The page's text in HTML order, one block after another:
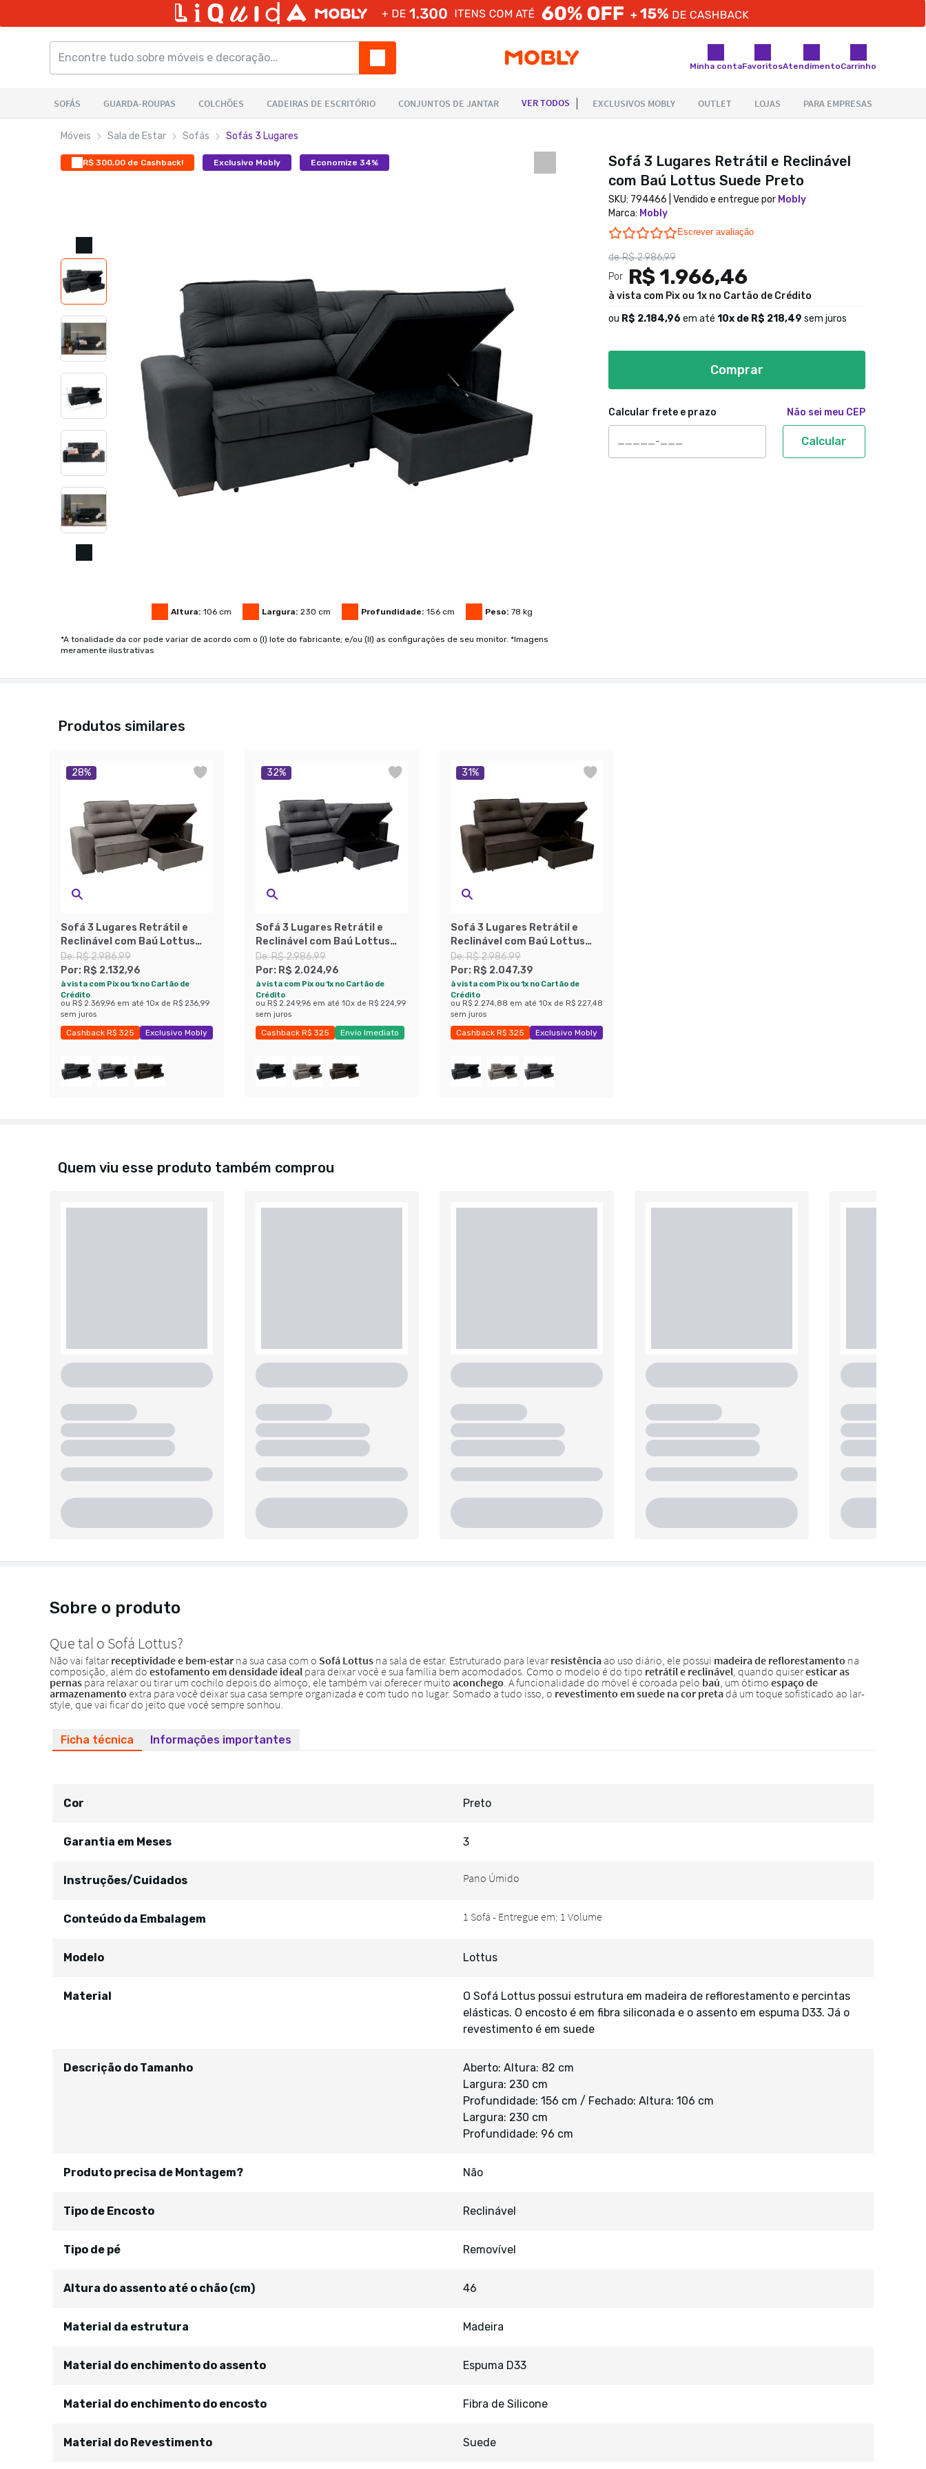
Minha contaFavoritosAtendimentoCarrinho
Móveis Sala de Estar Sofás Sofás 3 Lugares
R$ 300,00 de Cashback! Exclusivo Mobly Economize 34%
Altura: 106 cm Largura: 230 cm Profundidade: 156 cm Peso: 78 kg
*A tonalidade da cor pode variar de acordo com o (I) lote do fabricante; e/ou (II) as configurações de seu monitor. *Imagens
meramente ilustrativas
Sofá 3 Lugares Retrátil e Reclinável
com Baú Lottus Suede Preto
SKU: 794466 | Vendido e entregue por Mobly
Marca: Mobly
0.0 star rating
Escrever avaliação
deR$ 2.986,99
Por
R$ 1.966,46
à vista com Pix ou 1x no Cartão de Crédito
ou R$ 2.184,96 em até 10x de R$ 218,49 sem juros
Comprar
Calcular frete e prazo Não sei meu CEP
Calcular
Produtos similares
28%
Sofá 3 Lugares Retrátil e
Reclinável com Baú Lottus
Suede Castanho
De:R$ 2.986,99
Por: R$ 2.132,96
à vista com Pix ou 1x no Cartão de
Crédito
ou R$ 2.369,96 em até 10x de R$ 236,99
sem juros
Cashback R$ 325
Exclusivo Mobly
32%
Sofá 3 Lugares Retrátil e
Reclinável com Baú Lottus
Suede Grafite
De:R$ 2.986,99
Por: R$ 2.024,96
à vista com Pix ou 1x no Cartão de
Crédito
ou R$ 2.249,96 em até 10x de R$ 224,99
sem juros
Cashback R$ 325
Envio Imediato
31%
Sofá 3 Lugares Retrátil e
Reclinável com Baú Lottus
Suede Café
De:R$ 2.986,99
Por: R$ 2.047,39
à vista com Pix ou 1x no Cartão de
Crédito
ou R$ 2.274,88 em até 10x de R$ 227,48
sem juros
Cashback R$ 325
Exclusivo Mobly
Quem viu esse produto também comprou
Sobre o produto
Ficha técnica Informações importantes
Cor Preto
Garantia em Meses 3
Instruções/Cuidados
Conteúdo da Embalagem
Modelo Lottus
Material
O Sofá Lottus possui estrutura em madeira de reflorestamento e percintas
elásticas. O encosto é em fibra siliconada e o assento em espuma D33. Já o
revestimento é em suede
Descrição do Tamanho
Aberto: Altura: 82 cm
Largura: 230 cm
Profundidade: 156 cm / Fechado: Altura: 106 cm
Largura: 230 cm
Profundidade: 96 cm
Produto precisa de Montagem? Não
Tipo de Encosto Reclinável
Tipo de pé Removível
Altura do assento até o chão (cm) 46
Material da estrutura Madeira
Material do enchimento do assento Espuma D33
Material do enchimento do encosto Fibra de Silicone
Material do Revestimento Suede